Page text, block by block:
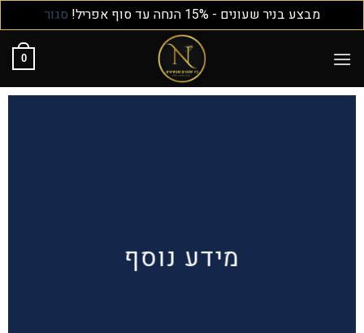
מבצע בניר שעונים - 15% הנחה עד סוף אפריל! סגור
0
מידע נוסף